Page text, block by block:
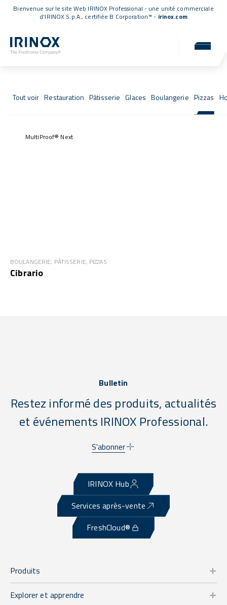
Bienvenue sur le site Web IRINOX Professional - une unité commerciale
d'IRINOX S.p.A., certifiée B Corporation™ - irinox.com
Tout voir Restauration Pâtisserie Glaces Boulangerie Pizzas
MultiProof® Next
BOULANGERIE, PÂTISSERIE, PIZZAS
Cibrario
Bulletin
Restez informé des produits, actualités
et événements IRINOX Professional.
S'abonner
IRINOX Hub
Services après-vente
FreshCloud®
Produits
Explorer et apprendre